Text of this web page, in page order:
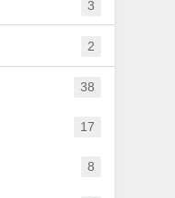
3
2
38
17
8